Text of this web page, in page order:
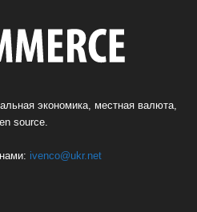
экономика, местная валюта,
source.
ivenco@ukr.net